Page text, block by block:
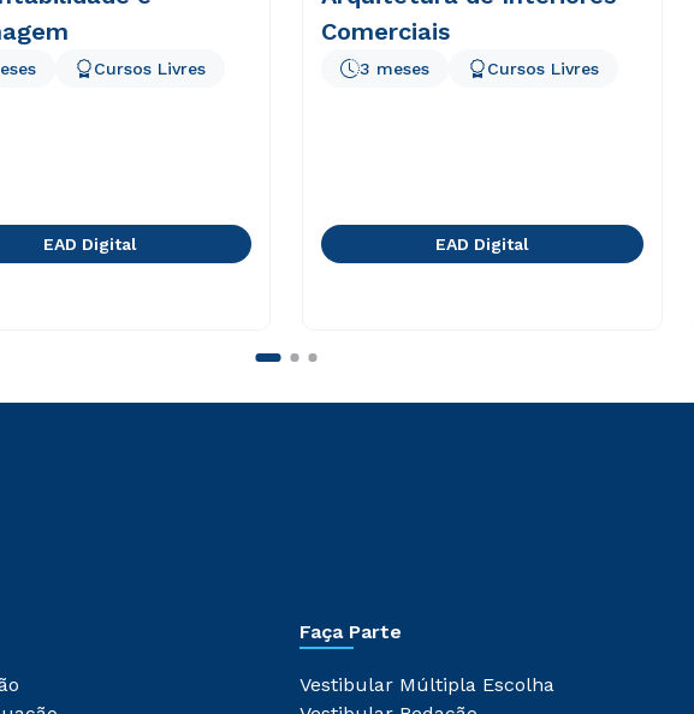
Cursos Livres
EAD Digital
Comerciais
3 meses Cursos Livres
EAD Digital
Faça Parte
Vestibular Múltipla Escolha